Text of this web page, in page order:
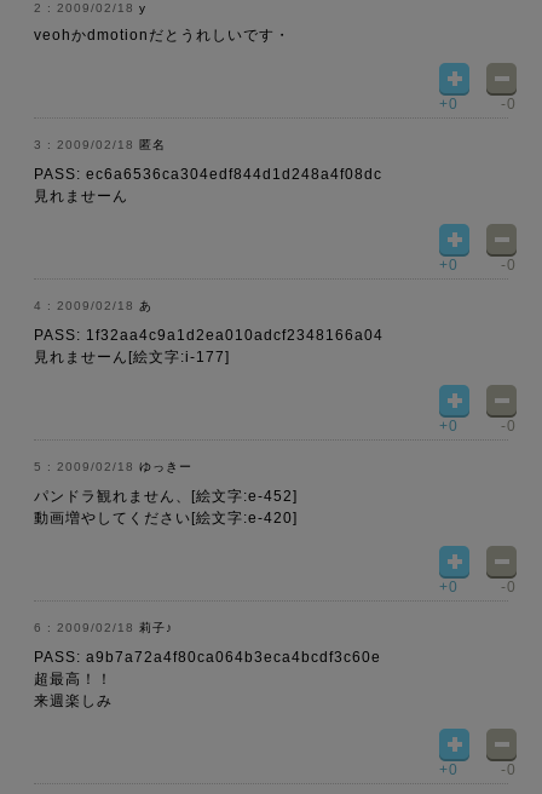
2009/02/18 y
veohかdmotionだとうれしいです・
+0 -0
2009/02/18 匿名
PASS: ec6a6536ca304edf844d1d248a4f08dc
見れませーん
+0 -0
2009/02/18 あ
PASS: 1f32aa4c9a1d2ea010adcf2348166a04
見れませーん[絵文字:i-177]
+0 -0
2009/02/18 ゆっきー
パンドラ観れません、[絵文字:e-452]
動画増やしてください[絵文字:e-420]
+0 -0
2009/02/18 莉子♪
PASS: a9b7a72a4f80ca064b3eca4bcdf3c60e
超最高！！
来週楽しみ
+0 -0